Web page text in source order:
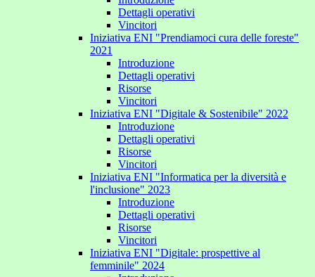
Dettagli operativi
Vincitori
Iniziativa ENI "Prendiamoci cura delle foreste"
2021
Introduzione
Dettagli operativi
Risorse
Vincitori
Iniziativa ENI "Digitale & Sostenibile" 2022
Introduzione
Dettagli operativi
Risorse
Vincitori
Iniziativa ENI "Informatica per la diversità e
l'inclusione" 2023
Introduzione
Dettagli operativi
Risorse
Vincitori
Iniziativa ENI "Digitale: prospettive al
femminile" 2024